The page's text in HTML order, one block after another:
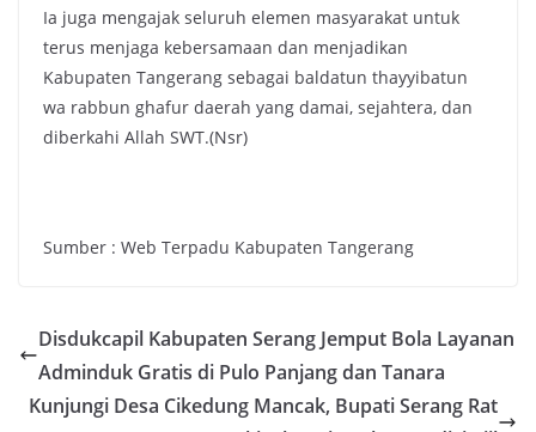
Ia juga mengajak seluruh elemen masyarakat untuk
terus menjaga kebersamaan dan menjadikan
Kabupaten Tangerang sebagai baldatun thayyibatun
wa rabbun ghafur daerah yang damai, sejahtera, dan
diberkahi Allah SWT.(Nsr)
Sumber : Web Terpadu Kabupaten Tangerang
Disdukcapil Kabupaten Serang Jemput Bola Layanan
Adminduk Gratis di Pulo Panjang dan Tanara
Kunjungi Desa Cikedung Mancak, Bupati Serang Rat